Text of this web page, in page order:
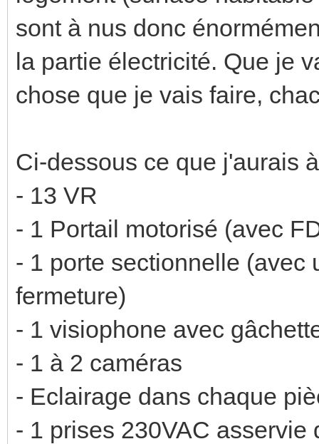
sont à nus donc
la partie électricité. Que je
chose que je vais faire,
Ci-dessous ce que j'aurais
- 13 VR
- 1 Portail motorisé (avec
- 1 porte sectionnelle (avec
fermeture)
- 1 visiophone avec
- 1 à 2 caméras
- Eclairage dans chaque
- 1 prises 230VAC asservie